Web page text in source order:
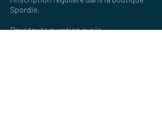
Spordle.
Pour toute question sur le